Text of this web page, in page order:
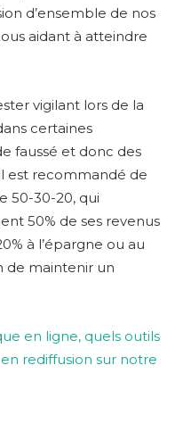
d’ensemble de nos
aidant à atteindre
vigilant lors de la
certaines
faussé et donc des
est recommandé de
50-30-20, qui
50% de ses revenus
à l’épargne ou au
de maintenir un
en ligne, quels outils
rediffusion sur notre